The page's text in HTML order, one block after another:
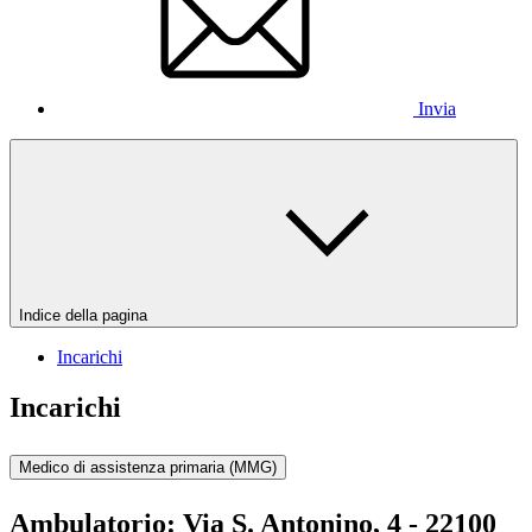
Invia
Indice della pagina
Incarichi
Incarichi
Medico di assistenza primaria (MMG)
Ambulatorio: Via S. Antonino, 4 - 22100